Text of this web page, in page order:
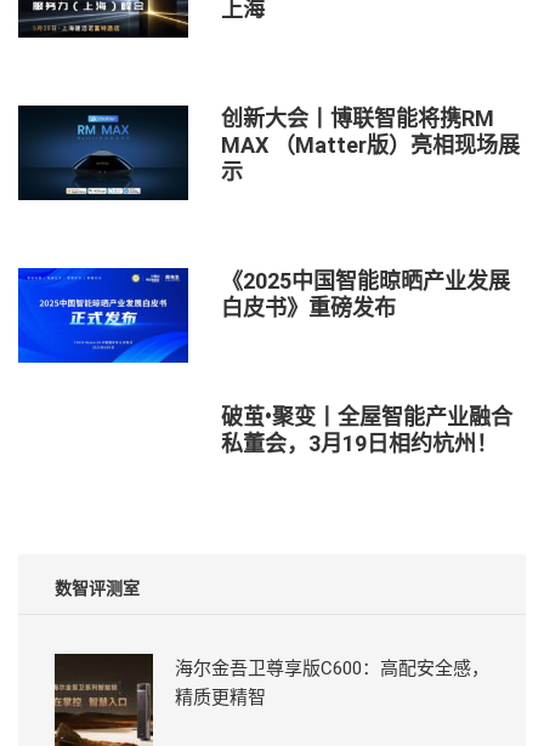
上海
创新大会丨博联智能将携RM
MAX （Matter版）亮相现场展
示
《2025中国智能晾晒产业发展
白皮书》重磅发布
破茧•聚变丨全屋智能产业融合
私董会，3月19日相约杭州！
数智评测室
海尔金吾卫尊享版C600：高配安全感，
精质更精智